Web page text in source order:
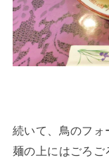
続いて、鳥のフォ
麺の上にはごろご